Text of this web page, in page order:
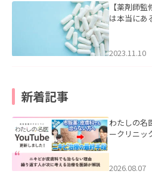
【薬剤師
は本当にあ
2023.11.10
新着記事
わたしの名
ークリニッ
ました。
2026.08.07